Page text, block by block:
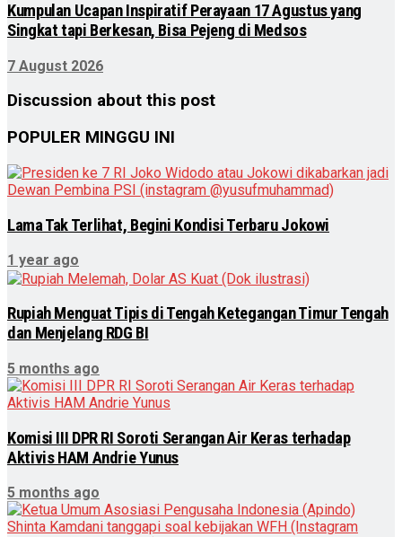
Kumpulan Ucapan Inspiratif Perayaan 17 Agustus yang
Singkat tapi Berkesan, Bisa Pejeng di Medsos
7 August 2026
Discussion about this post
POPULER MINGGU INI
Lama Tak Terlihat, Begini Kondisi Terbaru Jokowi
1 year ago
Rupiah Menguat Tipis di Tengah Ketegangan Timur Tengah
dan Menjelang RDG BI
5 months ago
Komisi III DPR RI Soroti Serangan Air Keras terhadap
Aktivis HAM Andrie Yunus
5 months ago